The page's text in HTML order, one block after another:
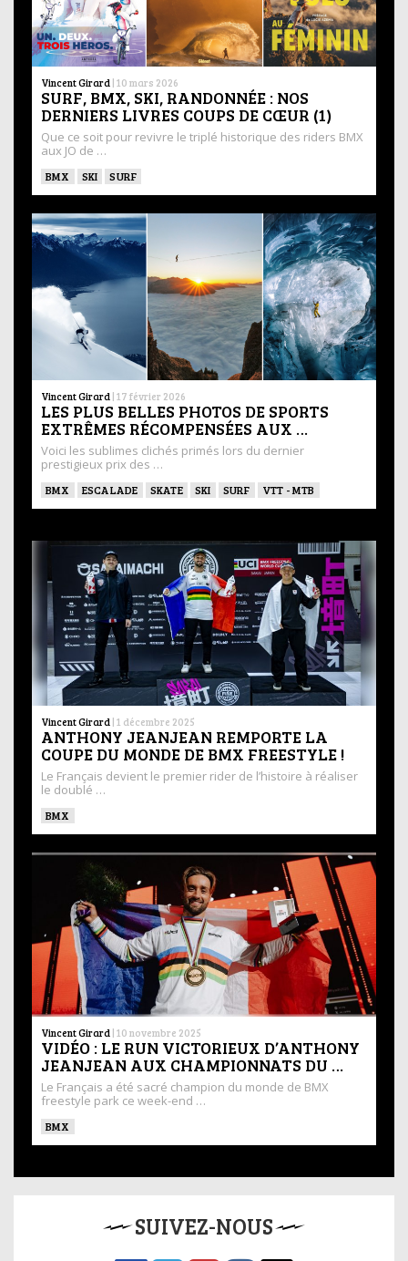
Vincent Girard | 10 mars 2026
SURF, BMX, SKI, RANDONNÉE : NOS
DERNIERS LIVRES COUPS DE CŒUR (1)
Que ce soit pour revivre le triplé historique des riders BMX
aux JO de …
BMX SKI SURF
Vincent Girard | 17 février 2026
LES PLUS BELLES PHOTOS DE SPORTS
EXTRÊMES RÉCOMPENSÉES AUX …
Voici les sublimes clichés primés lors du dernier
prestigieux prix des …
BMX ESCALADE SKATE SKI SURF VTT - MTB
Vincent Girard | 1 décembre 2025
ANTHONY JEANJEAN REMPORTE LA
COUPE DU MONDE DE BMX FREESTYLE !
Le Français devient le premier rider de l’histoire à réaliser
le doublé …
BMX
Vincent Girard | 10 novembre 2025
VIDÉO : LE RUN VICTORIEUX D’ANTHONY
JEANJEAN AUX CHAMPIONNATS DU …
Le Français a été sacré champion du monde de BMX
freestyle park ce week-end …
BMX
SUIVEZ-NOUS